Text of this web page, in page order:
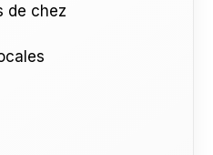
de chez